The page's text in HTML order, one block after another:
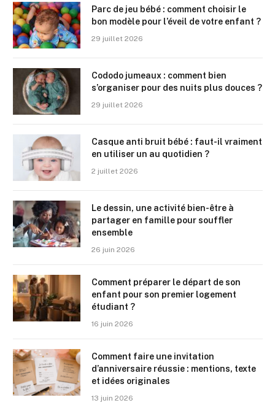
Parc de jeu bébé : comment choisir le
bon modèle pour l’éveil de votre enfant ?
29 juillet 2026
Cododo jumeaux : comment bien
s’organiser pour des nuits plus douces ?
29 juillet 2026
Casque anti bruit bébé : faut-il vraiment
en utiliser un au quotidien ?
2 juillet 2026
Le dessin, une activité bien-être à
partager en famille pour souffler
ensemble
26 juin 2026
Comment préparer le départ de son
enfant pour son premier logement
étudiant ?
16 juin 2026
Comment faire une invitation
d’anniversaire réussie : mentions, texte
et idées originales
13 juin 2026